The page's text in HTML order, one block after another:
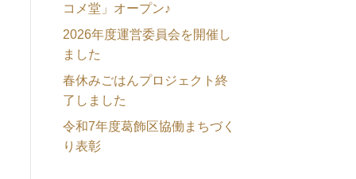
コメ堂」オープン♪
2026年度運営委員会を開催し
ました
春休みごはんプロジェクト終
了しました
令和7年度葛飾区協働まちづく
り表彰